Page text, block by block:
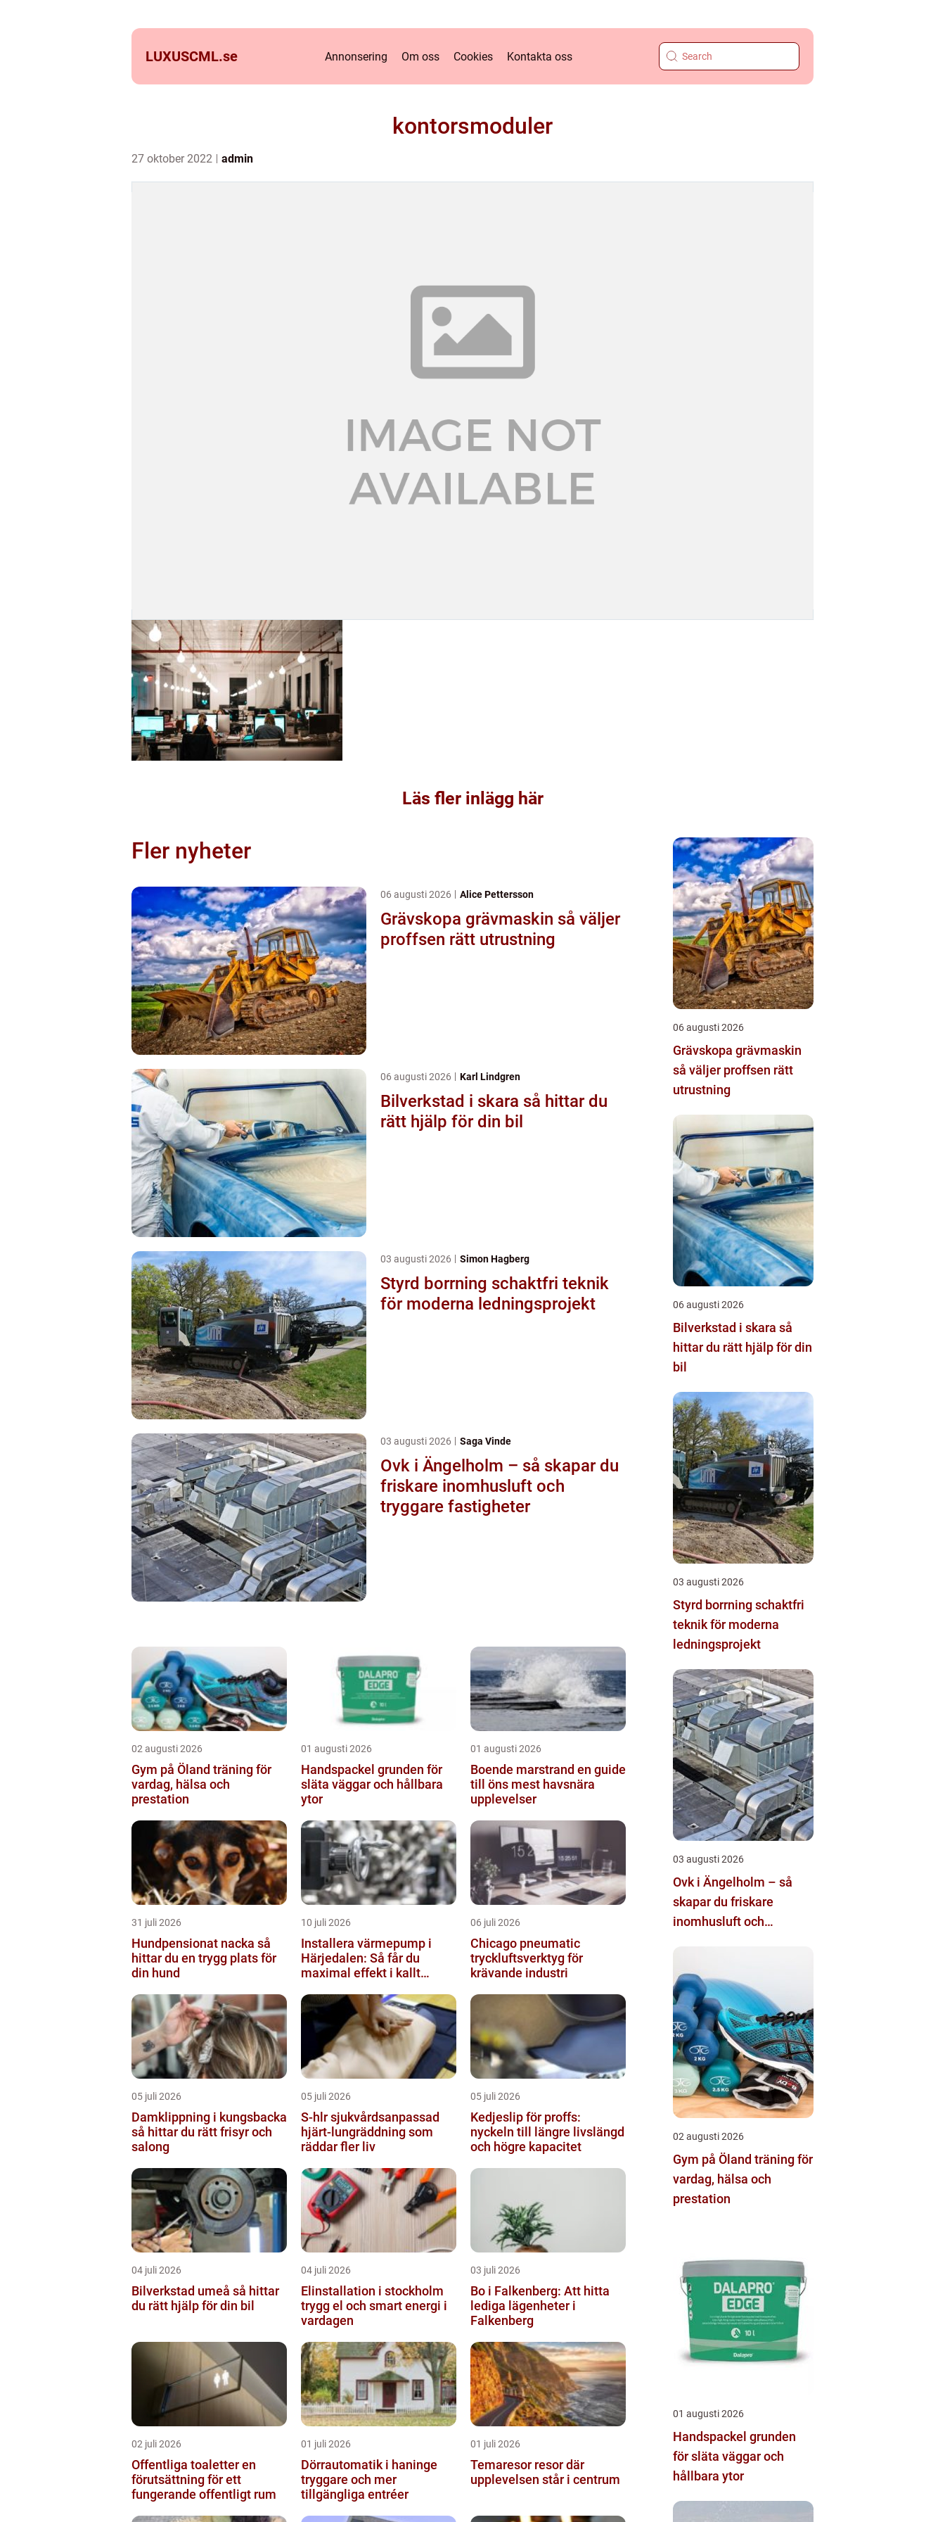
LUXUSCML.se Annonsering Om oss Cookies Kontakta oss
kontorsmoduler
27 oktober 2022 admin
Läs fler inlägg här
Fler nyheter
06 augusti 2026 Alice Pettersson
Grävskopa grävmaskin så väljer
proffsen rätt utrustning
06 augusti 2026 Karl Lindgren
Bilverkstad i skara så hittar du
rätt hjälp för din bil
03 augusti 2026 Simon Hagberg
Styrd borrning schaktfri teknik
för moderna ledningsprojekt
03 augusti 2026 Saga Vinde
Ovk i Ängelholm – så skapar du
friskare inomhusluft och
tryggare fastigheter
02 augusti 2026
Gym på Öland träning för
vardag, hälsa och
prestation
01 augusti 2026
Handspackel grunden för
släta väggar och hållbara
ytor
01 augusti 2026
Boende marstrand en guide
till öns mest havsnära
upplevelser
31 juli 2026
Hundpensionat nacka så
hittar du en trygg plats för
din hund
10 juli 2026
Installera värmepump i
Härjedalen: Så får du
maximal effekt i kallt
06 juli 2026
Chicago pneumatic
tryckluftsverktyg för
krävande industri
05 juli 2026
Damklippning i kungsbacka
så hittar du rätt frisyr och
salong
05 juli 2026
S-hlr sjukvårdsanpassad
hjärt-lungräddning som
räddar fler liv
05 juli 2026
Kedjeslip för proffs:
nyckeln till längre livslängd
och högre kapacitet
04 juli 2026
Bilverkstad umeå så hittar
du rätt hjälp för din bil
04 juli 2026
Elinstallation i stockholm
trygg el och smart energi i
vardagen
03 juli 2026
Bo i Falkenberg: Att hitta
lediga lägenheter i
Falkenberg
02 juli 2026
Offentliga toaletter en
förutsättning för ett
fungerande offentligt rum
01 juli 2026
Dörrautomatik i haninge
tryggare och mer
tillgängliga entréer
01 juli 2026
Temaresor resor där
upplevelsen står i centrum
06 augusti 2026
Grävskopa grävmaskin
så väljer proffsen rätt
utrustning
06 augusti 2026
Bilverkstad i skara så
hittar du rätt hjälp för din
bil
03 augusti 2026
Styrd borrning schaktfri
teknik för moderna
ledningsprojekt
03 augusti 2026
Ovk i Ängelholm – så
skapar du friskare
inomhusluft och
02 augusti 2026
Gym på Öland träning för
vardag, hälsa och
prestation
01 augusti 2026
Handspackel grunden
för släta väggar och
hållbara ytor